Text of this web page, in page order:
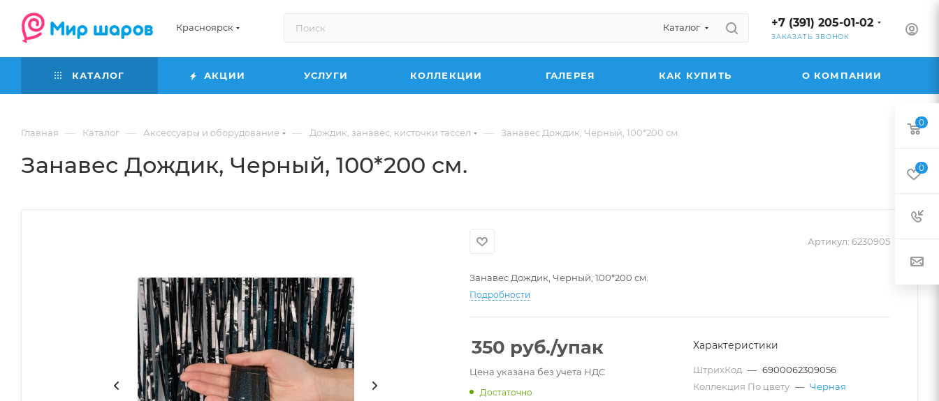
Красноярск Каталог +7 (391) 205-01-02
ЗАКАЗАТЬ ЗВОНОК
КАТАЛОГ АКЦИИ УСЛУГИ КОЛЛЕКЦИИ ГАЛЕРЕЯ КАК КУПИТЬ О КОМПАНИИ
Главная — Каталог — Аксессуары и оборудование — Дождик, занавес, кисточки тассел — Занавес Дождик, Черный, 100*200 см.
Занавес Дождик, Черный, 100*200 см.
Артикул: 6230905
Занавес Дождик, Черный, 100*200 см.
Подробности
350 руб./упак
Цена указана без учета НДС
Достаточно
Характеристики
ШтрихКод — 6900062309056
Коллекция По цвету — Черная
0
0